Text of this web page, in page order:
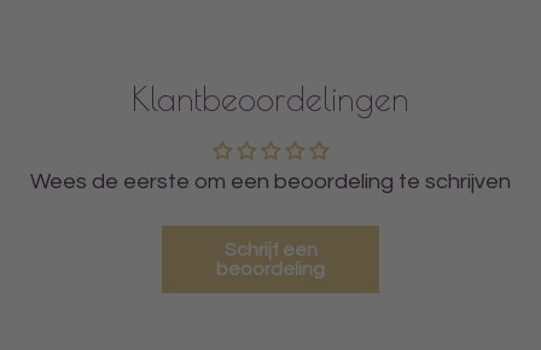
Klantbeoordelingen
Wees de eerste om een beoordeling te schrijven
Schrijf een
beoordeling